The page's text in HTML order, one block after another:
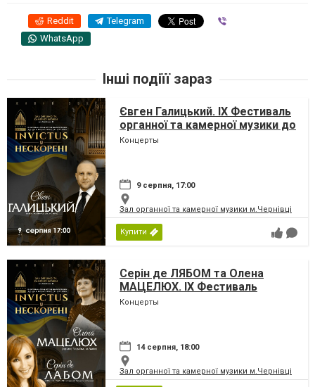
Reddit Telegram
WhatsApp
Інші подіїї зараз
Євген Галицький. IX Фестиваль
органної та камерної музики до
дня Незалежності України
Концерты
9 серпня, 17:00
Зал органної та камерної музики м.Чернівці
Купити
Серін де ЛЯБОМ та Олена
МАЦЕЛЮХ. IX Фестиваль
органної та камерної музики до
Концерты
14 серпня, 18:00
Зал органної та камерної музики м.Чернівці